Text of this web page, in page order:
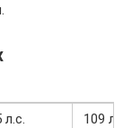
л.с.
109 л.с.